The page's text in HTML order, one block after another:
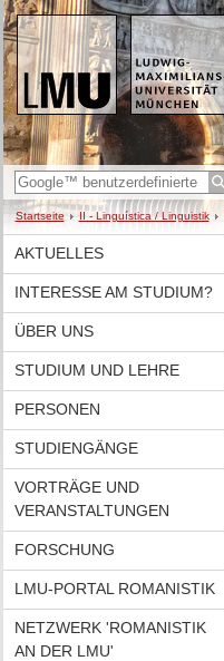
Startseite II - Linguística / Linguistik
AKTUELLES
INTERESSE AM STUDIUM?
ÜBER UNS
STUDIUM UND LEHRE
PERSONEN
STUDIENGÄNGE
VORTRÄGE UND
VERANSTALTUNGEN
FORSCHUNG
LMU-PORTAL ROMANISTIK
NETZWERK 'ROMANISTIK
AN DER LMU'